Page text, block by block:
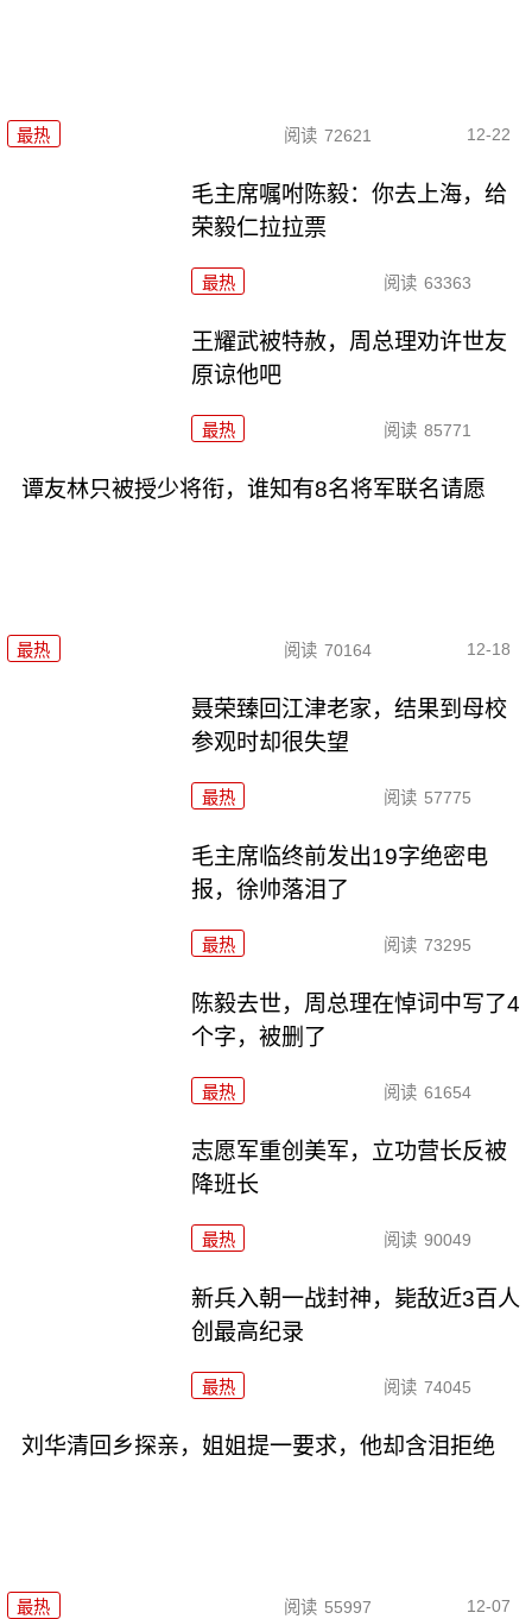
最热 阅读 72621 12-22
毛主席嘱咐陈毅：你去上海，给
荣毅仁拉拉票
最热 阅读 63363
王耀武被特赦，周总理劝许世友
原谅他吧
最热 阅读 85771
谭友林只被授少将衔，谁知有8名将军联名请愿
最热 阅读 70164 12-18
聂荣臻回江津老家，结果到母校
参观时却很失望
最热 阅读 57775
毛主席临终前发出19字绝密电
报，徐帅落泪了
最热 阅读 73295
陈毅去世，周总理在悼词中写了4
个字，被删了
最热 阅读 61654
志愿军重创美军，立功营长反被
降班长
最热 阅读 90049
新兵入朝一战封神，毙敌近3百人
创最高纪录
最热 阅读 74045
刘华清回乡探亲，姐姐提一要求，他却含泪拒绝
最热 阅读 55997 12-07